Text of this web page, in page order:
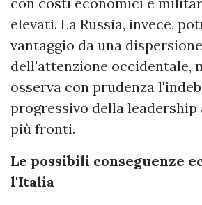
elevati. La Russia, invece,
vantaggio da una dispersione
dell'attenzione occidentale,
osserva con prudenza
progressivo della leadership
più fronti.
Le possibili conseguenze
l'Italia